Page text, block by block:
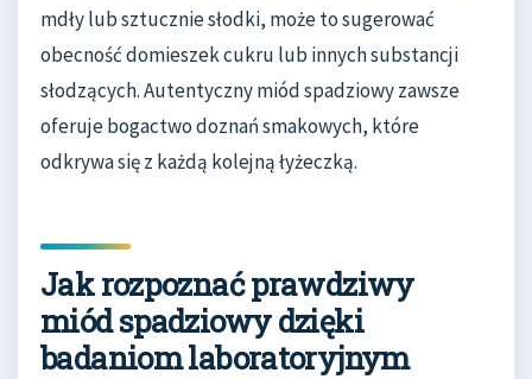
mdły lub sztucznie słodki, może to sugerować
obecność domieszek cukru lub innych substancji
słodzących. Autentyczny miód spadziowy zawsze
oferuje bogactwo doznań smakowych, które
odkrywa się z każdą kolejną łyżeczką.
Jak rozpoznać prawdziwy
miód spadziowy dzięki
badaniom laboratoryjnym